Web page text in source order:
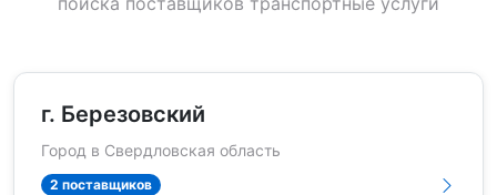
г. Березовский
Город в Свердловская область
2 поставщиков